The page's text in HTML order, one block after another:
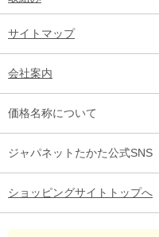
サイトマップ
会社案内
価格名称について
ジャパネットたかた公式SNS
ショッピングサイトトップへ